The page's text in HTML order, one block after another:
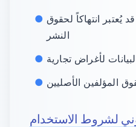
يُعتبر انتهاكاً لحقوق
النشر
لأغراض تجارية
المؤلفين الأصليين
لشروط الاستخدام